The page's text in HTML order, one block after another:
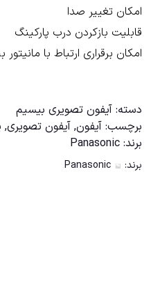
امكان تغییر صدا
قابلیت بازكردن درب پاركینگ
امكان برقراری ارتباط با
دسته: آیفون تصویری بيسيم
برچسب: آيفون, آيفون تصویری,
برند: Panasonic
برند: Panasonic